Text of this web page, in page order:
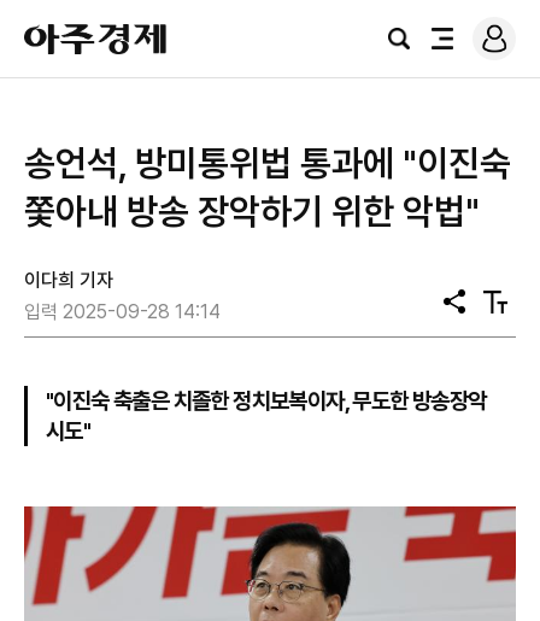
아
주
경
검
전
로
그
송언석, 방미통위법 통과에 "이진숙
쫓아내 방송 장악하기 위한 악법"
이다희 기자
입력 2025-09-28 14:14
공
유
텍
스
"이진숙 축출은 치졸한 정치보복이자, 무도한 방송장악
시도"